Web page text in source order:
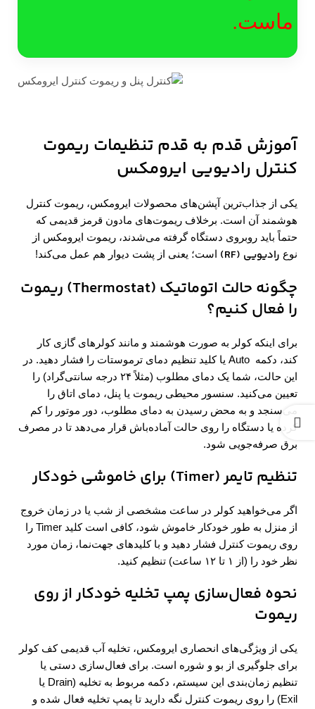
ماست.
آموزش قدم به قدم تنظیمات ریموت
کنترل رادیویی ایرومکس
یکی از جذاب‌ترین آپشن‌های محصولات ایرومکس، ریموت کنترل
هوشمند آن است. برخلاف ریموت‌های مادون قرمز قدیمی که
حتماً باید روبروی دستگاه گرفته می‌شدند، ریموت ایرومکس از
نوع رادیویی (RF) است؛ یعنی از پشت دیوار هم عمل می‌کند!
چگونه حالت اتوماتیک (Thermostat)
ریموت
را فعال کنیم؟
برای اینکه کولر به صورت هوشمند و مانند کولرهای گازی کار
کند، دکمه Auto یا کلید تنظیم دمای ترموستات را فشار دهید. در
این حالت، شما یک دمای مطلوب (مثلاً ۲۴ درجه سانتی‌گراد) را
تعیین می‌کنید. سنسور محیطی ریموت یا پنل، دمای اتاق را
می‌سنجد و به محض رسیدن به دمای مطلوب، دور موتور را کم
کرده یا دستگاه را روی حالت آماده‌باش قرار می‌دهد تا در مصرف
برق صرفه‌جویی شود.
تنظیم تایمر(Timer) برای خاموشی خودکار
اگر می‌خواهید کولر در ساعت مشخصی از شب یا در زمان خروج
از منزل به طور خودکار خاموش شود، کافی است کلید Timer را
روی ریموت کنترل فشار دهید و با کلیدهای جهت‌نما، زمان مورد
نظر خود را (از ۱ تا ۱۲ ساعت) تنظیم کنید.
نحوه فعال‌سازی پمپ تخلیه خودکار از روی
ریموت
یکی از ویژگی‌های انحصاری ایرومکس، تخلیه آب قدیمی کف کولر
برای جلوگیری از بو و شوره است. برای فعال‌سازی دستی یا
تنظیم زمان‌بندی این سیستم، دکمه مربوط به تخلیه (Drain یا
Exil) را روی ریموت کنترل نگه دارید تا پمپ تخلیه فعال شده و